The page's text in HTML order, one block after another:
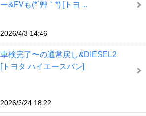
ー&FVも(*´艸｀*) [トヨ ...
2026/4/3 14:46
車検完了〜の通常戻し&DIESEL2
[トヨタ ハイエースバン]
2026/3/24 18:22